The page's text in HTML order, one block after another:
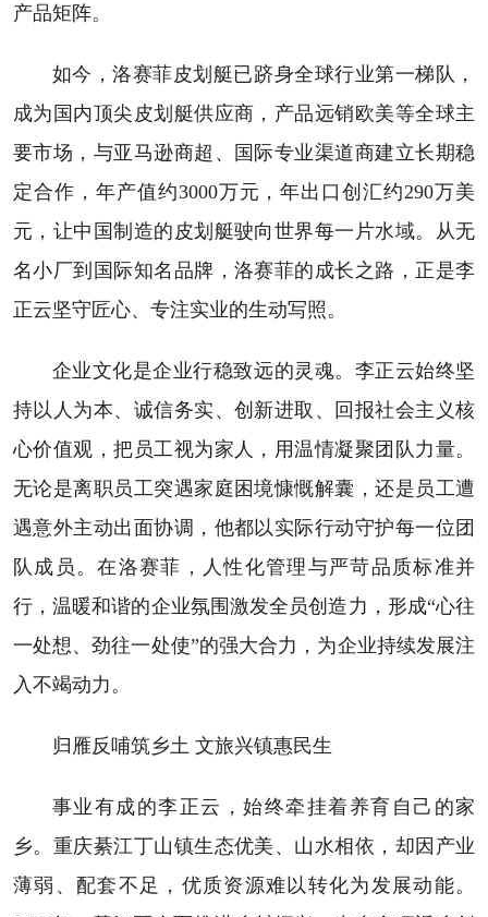
产品矩阵。
如今，洛赛菲皮划艇已跻身全球行业第一梯队，
成为国内顶尖皮划艇供应商，产品远销欧美等全球主
要市场，与亚马逊商超、国际专业渠道商建立长期稳
定合作，年产值约3000万元，年出口创汇约290万美
元，让中国制造的皮划艇驶向世界每一片水域。从无
名小厂到国际知名品牌，洛赛菲的成长之路，正是李
正云坚守匠心、专注实业的生动写照。
企业文化是企业行稳致远的灵魂。李正云始终坚
持以人为本、诚信务实、创新进取、回报社会主义核
心价值观，把员工视为家人，用温情凝聚团队力量。
无论是离职员工突遇家庭困境慷慨解囊，还是员工遭
遇意外主动出面协调，他都以实际行动守护每一位团
队成员。在洛赛菲，人性化管理与严苛品质标准并
行，温暖和谐的企业氛围激发全员创造力，形成“心往
一处想、劲往一处使”的强大合力，为企业持续发展注
入不竭动力。
归雁反哺筑乡土 文旅兴镇惠民生
事业有成的李正云，始终牵挂着养育自己的家
乡。重庆綦江丁山镇生态优美、山水相依，却因产业
薄弱、配套不足，优质资源难以转化为发展动能。